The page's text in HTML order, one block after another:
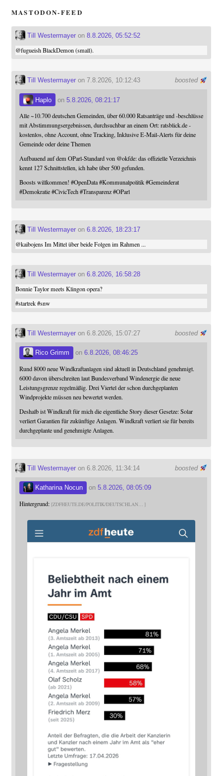
MASTODON-FEED
Till Westermayeron 8.8.2026, 05:52:52
@fugueishBlackDemon (small).
boosted
Till Westermayeron 7.8.2026, 10:12:43
Haplo on 5.8.2026, 08:21:17
Alle ~10.700 deutschen Gemeinden, über 60.000 Ratsanträge und -beschlüsse
mit Abstimmungsergebnissen, durchsuchbar an einem Ort: ratsblick.de -
kostenlos, ohne Account, ohne Tracking, Inklusive E-Mail-Alerts für deine
Gemeinde oder deine Themen
Aufbauend auf dem OParl-Standard von @okfde: das offizielle Verzeichnis
kennt 127 Schnittstellen, ich habe über 500 gefunden.
Boosts willkommen! #OpenData #Kommunalpolitik #Gemeinderat
#Demokratie #CivicTech #Transparenz #OParl
Till Westermayeron 6.8.2026, 18:23:17
@kaibojensIm Mittel über beide Folgen im Rahmen ...
Till Westermayeron 6.8.2026, 16:58:28
Bonnie Taylor meets Klingon opera?
#startrek #snw
boosted
Till Westermayeron 6.8.2026, 15:07:27
Rico Grimm on 6.8.2026, 08:46:25
Rund 8000 neue Windkraftanlagen sind aktuell in Deutschland genehmigt.
6000 davon überschreiten laut Bundesverband Windenergie die neue
Leistungsgrenze regelmäßig. Drei Viertel der schon durchgeplanten
Windprojekte müssen neu bewertet werden.
Deshalb ist Windkraft für mich die eigentliche Story dieser Gesetze: Solar
verliert Garantien für zukünftige Anlagen. Windkraft verliert sie für bereits
durchgeplante und genehmigte Anlagen.
boosted
Till Westermayeron 6.8.2026, 11:34:14
Katharina Nocun on 5.8.2026, 08:05:09
Hintergrund: ZDFHEUTE.DE/POLITIK/DEUTSCHLAN